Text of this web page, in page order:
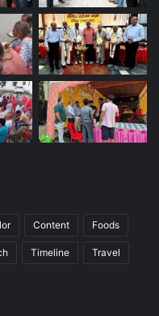
Content Foods
Timeline Travel